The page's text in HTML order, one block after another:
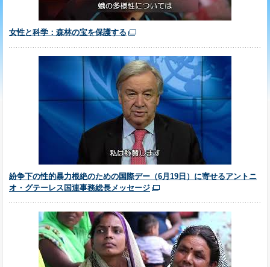
女性と科学：森林の宝を保護する
紛争下の性的暴力根絶のための国際デー（6月19日）に寄せるアントニ
オ・グテーレス国連事務総長メッセージ